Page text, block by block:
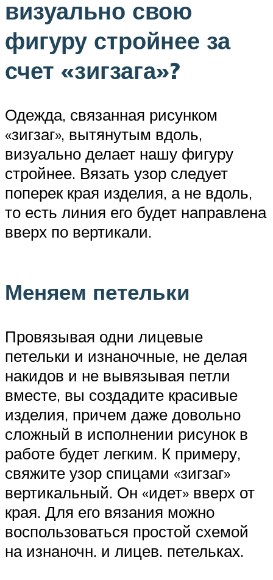
визуально свою
фигуру стройнее за
счет «зигзага»?
Одежда, связанная рисунком
«зигзаг», вытянутым вдоль,
визуально делает нашу фигуру
стройнее. Вязать узор следует
поперек края изделия, а не вдоль,
то есть линия его будет направлена
вверх по вертикали.
Меняем петельки
Провязывая одни лицевые
петельки и изнаночные, не делая
накидов и не вывязывая петли
вместе, вы создадите красивые
изделия, причем даже довольно
сложный в исполнении рисунок в
работе будет легким. К примеру,
свяжите узор спицами «зигзаг»
вертикальный. Он «идет» вверх от
края. Для его вязания можно
воспользоваться простой схемой
на изнаночн. и лицев. петельках.